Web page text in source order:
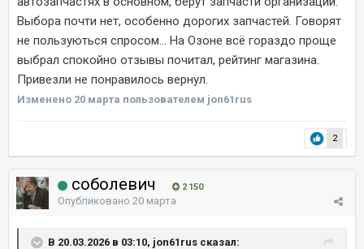
Выбора почти нет, особенно дорогих запчастей. Говорят
не пользуються спросом... На Озоне всё гораздо проще
выбрал спокойно отзывы почитал, рейтинг магазина.
Привезли не понравилось вернул.
Изменено 20 марта пользователем jon61rus
2
соболевич 2 150
Опубликовано 20 марта
В 20.03.2026 в 03:10, jon61rus сказал: